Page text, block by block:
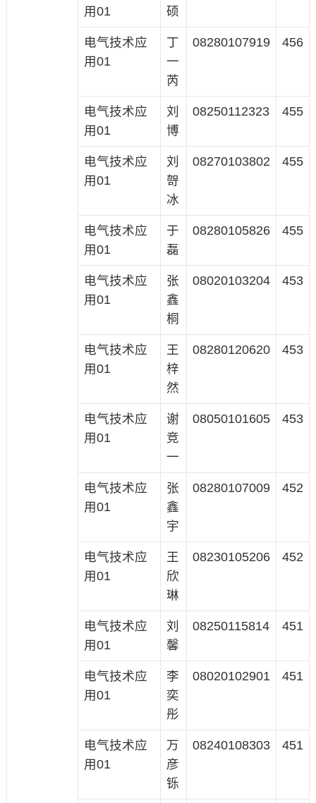
用01
硕
电气技术应
用01
丁
一
芮
08280107919 456
电气技术应
用01
刘
博
08250112323 455
电气技术应
用01
刘
哿
冰
08270103802 455
电气技术应
用01
于
磊
08280105826 455
电气技术应
用01
张
鑫
桐
08020103204 453
电气技术应
用01
王
梓
然
08280120620 453
电气技术应
用01
谢
竞
一
08050101605 453
电气技术应
用01
张
鑫
宇
08280107009 452
电气技术应
用01
王
欣
琳
08230105206 452
电气技术应
用01
刘
馨
08250115814 451
电气技术应
用01
李
奕
彤
08020102901 451
电气技术应
用01
万
彦
铄
08240108303 451